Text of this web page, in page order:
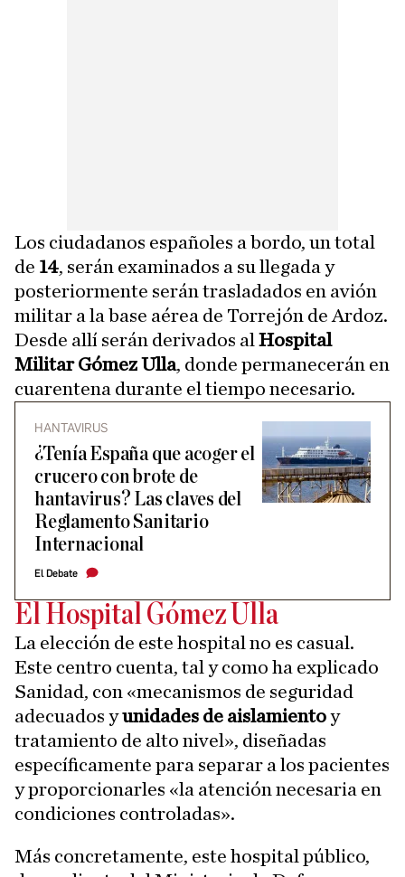
Los ciudadanos españoles a bordo, un total
de 14, serán examinados a su llegada y
posteriormente serán trasladados en avión
militar a la base aérea de Torrejón de Ardoz.
Desde allí serán derivados al Hospital
Militar Gómez Ulla, donde permanecerán en
cuarentena durante el tiempo necesario.
HANTAVIRUS
¿Tenía España que acoger el
crucero con brote de
hantavirus? Las claves del
Reglamento Sanitario
Internacional
El Debate
El Hospital Gómez Ulla
La elección de este hospital no es casual.
Este centro cuenta, tal y como ha explicado
Sanidad, con «mecanismos de seguridad
adecuados yunidades de aislamientoy
tratamiento de alto nivel», diseñadas
específicamente para separar a los pacientes
y proporcionarles «la atención necesaria en
condiciones controladas».
Más concretamente, este hospital público,